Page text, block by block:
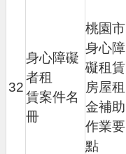
32
身心障礙
者租
賃案件名
冊
桃園市
身心障
礙租賃
房屋租
金補助
作業要
點